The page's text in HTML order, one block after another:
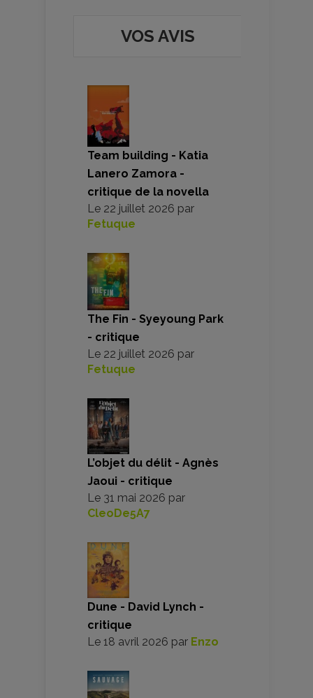
VOS AVIS
Team building - Katia
Lanero Zamora -
critique de la novella
Le 22 juillet 2026 par
Fetuque
The Fin - Syeyoung Park
- critique
Le 22 juillet 2026 par
Fetuque
L’objet du délit - Agnès
Jaoui - critique
Le 31 mai 2026 par
CleoDe5A7
Dune - David Lynch -
critique
Le 18 avril 2026 par Enzo